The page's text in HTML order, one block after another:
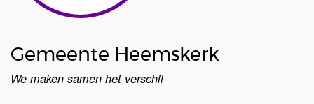
Gemeente Heemskerk
We maken samen het verschil